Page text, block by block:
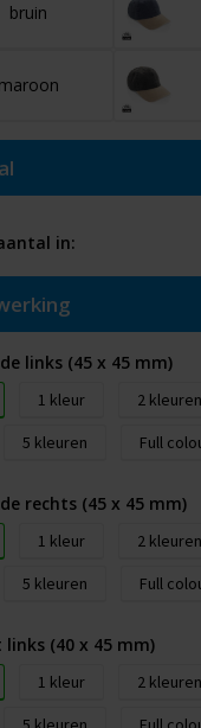
bruin
maroon
in:
links (45 x 45 mm)
1 2
5 Full
rechts (45 x 45 mm)
1 2
5 Full
(40 x 45 mm)
1 2